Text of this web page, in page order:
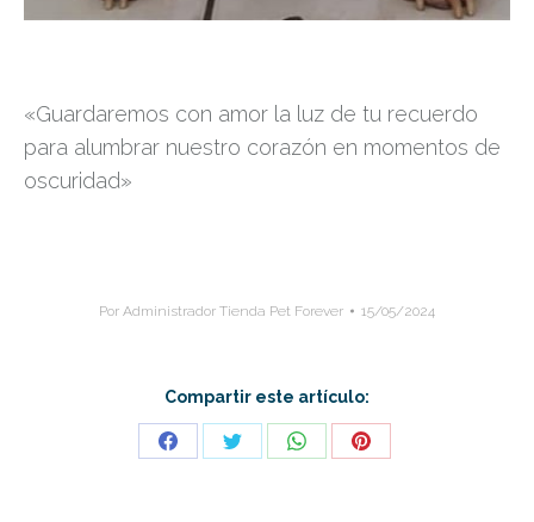
«Guardaremos con amor la luz de tu recuerdo
para alumbrar nuestro corazón en momentos de
oscuridad»
Por Administrador Tienda Pet Forever 15/05/2024
Compartir este artículo:
Share
Share
Share
Share